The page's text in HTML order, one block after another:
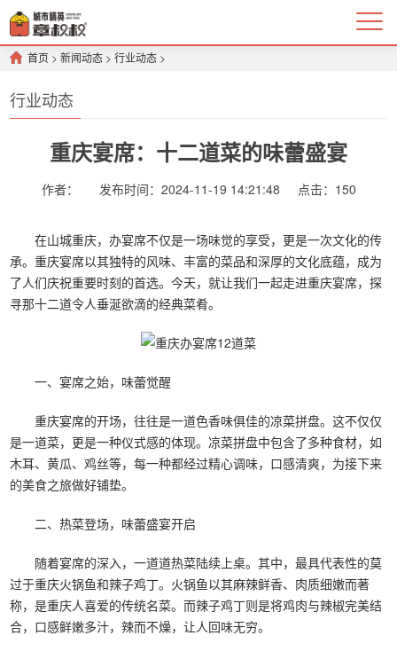
首页 >新闻动态 >行业动态 >
行业动态
重庆宴席：十二道菜的味蕾盛宴
作者： 发布时间：2024-11-19 14:21:48 点击： 150
在山城重庆，办宴席不仅是一场味觉的享受，更是一次文化的传
承。重庆宴席以其独特的风味、丰富的菜品和深厚的文化底蕴，成为
了人们庆祝重要时刻的首选。今天，就让我们一起走进重庆宴席，探
寻那十二道令人垂涎欲滴的经典菜肴。
一、宴席之始，味蕾觉醒
重庆宴席的开场，往往是一道色香味俱佳的凉菜拼盘。这不仅仅
是一道菜，更是一种仪式感的体现。凉菜拼盘中包含了多种食材，如
木耳、黄瓜、鸡丝等，每一种都经过精心调味，口感清爽，为接下来
的美食之旅做好铺垫。
二、热菜登场，味蕾盛宴开启
随着宴席的深入，一道道热菜陆续上桌。其中，最具代表性的莫
过于重庆火锅鱼和辣子鸡丁。火锅鱼以其麻辣鲜香、肉质细嫩而著
称，是重庆人喜爱的传统名菜。而辣子鸡丁则是将鸡肉与辣椒完美结
合，口感鲜嫩多汁，辣而不燥，让人回味无穷。